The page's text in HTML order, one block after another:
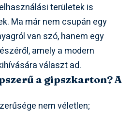
területek is
Ma már nem csupán egy
van szó, hanem egy
amely a modern
választ ad.
a gipszkarton? A
nem véletlen;